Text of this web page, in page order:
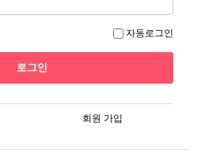
자동로그인
회원 가입